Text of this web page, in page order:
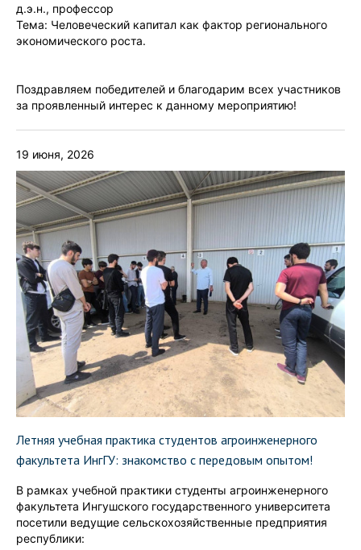
д.э.н., профессор
Тема: Человеческий капитал как фактор регионального
экономического роста.
Поздравляем победителей и благодарим всех участников
за проявленный интерес к данному мероприятию!
19 июня, 2026
Летняя учебная практика студентов агроинженерного
факультета ИнгГУ: знакомство с передовым опытом!
В рамках учебной практики студенты агроинженерного
факультета Ингушского государственного университета
посетили ведущие сельскохозяйственные предприятия
республики: